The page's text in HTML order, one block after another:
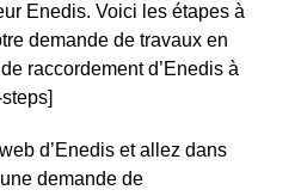
Enedis. Voici les étapes à
demande de travaux en
raccordement d’Enedis à
d’Enedis et allez dans
demande de